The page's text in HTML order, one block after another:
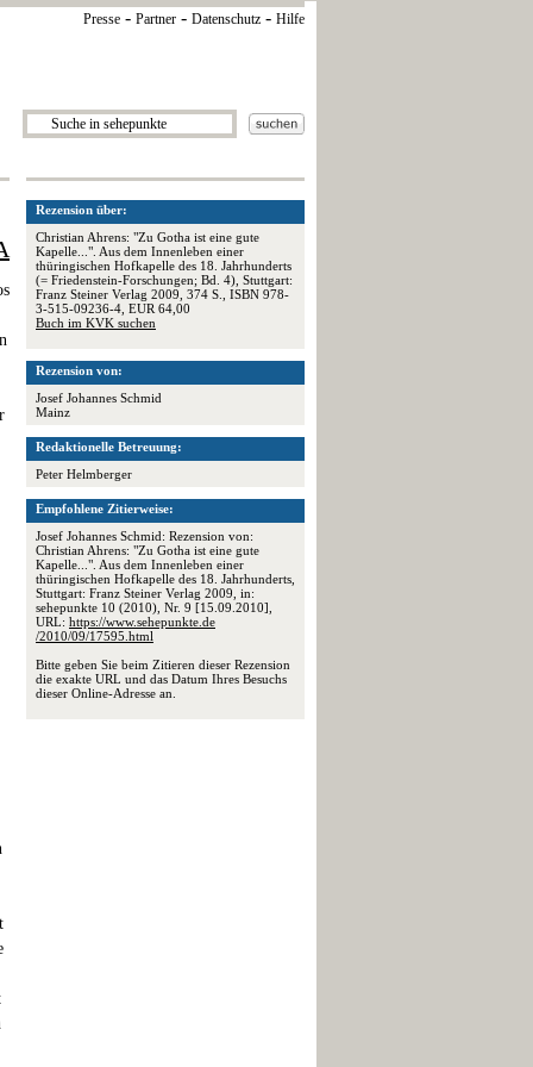
Presse - Partner - Datenschutz - Hilfe
Rezension über:
Christian Ahrens: "Zu Gotha ist eine gute
Kapelle...". Aus dem Innenleben einer
thüringischen Hofkapelle des 18. Jahrhunderts
(= Friedenstein-Forschungen; Bd. 4), Stuttgart:
Franz Steiner Verlag 2009, 374 S., ISBN 978-
3-515-09236-4, EUR 64,00
Buch im KVK suchen
Rezension von:
Josef Johannes Schmid
Mainz
Redaktionelle Betreuung:
Peter Helmberger
Empfohlene Zitierweise:
Josef Johannes Schmid: Rezension von:
Christian Ahrens: "Zu Gotha ist eine gute
Kapelle...". Aus dem Innenleben einer
thüringischen Hofkapelle des 18. Jahrhunderts,
Stuttgart: Franz Steiner Verlag 2009, in:
sehepunkte 10 (2010), Nr. 9 [15.09.2010],
URL: https://www.sehepunkte.de
/2010/09/17595.html
Bitte geben Sie beim Zitieren dieser Rezension
die exakte URL und das Datum Ihres Besuchs
dieser Online-Adresse an.